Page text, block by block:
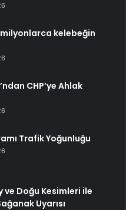
kelebeğin
CHP’ye Ahlak
Trafik Yoğunluğu
ve Doğu Kesimleri ile
Uyarısı